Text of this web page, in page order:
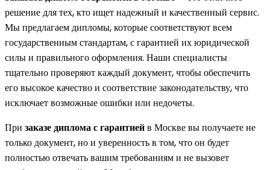
решение для тех, кто ищет надежный и качественный сервис.
Мы предлагаем дипломы, которые соответствуют всем
государственным стандартам, с гарантией их юридической
силы и правильного оформления. Наши специалисты
тщательно проверяют каждый документ, чтобы обеспечить
его высокое качество и соответствие законодательству, что
исключает возможные ошибки или недочеты.
При заказе диплома с гарантиейв Москве вы получаете не
только документ, но и уверенность в том, что он будет
полностью отвечать вашим требованиям и не вызовет